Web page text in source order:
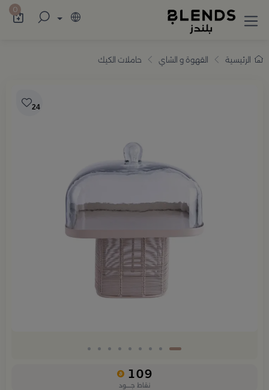
تسوّق من بلندز تشكيلة تضم ترامس القهوة 0
الرئيسية القهوة و الشاي حاملات الكيك
24
109
نقاط جــــود